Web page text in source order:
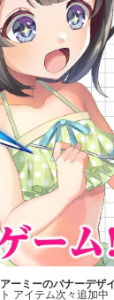
ーミーのバナーデザ